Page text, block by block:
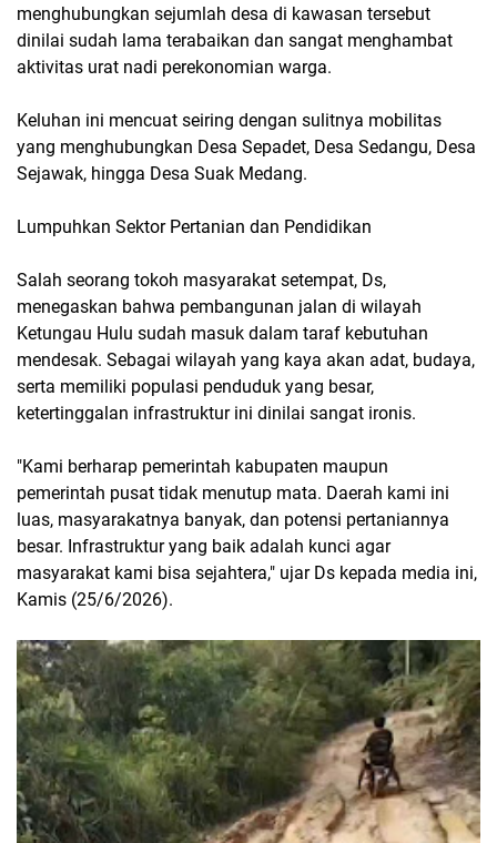
menghubungkan sejumlah desa di kawasan tersebut
dinilai sudah lama terabaikan dan sangat menghambat
aktivitas urat nadi perekonomian warga.
Keluhan ini mencuat seiring dengan sulitnya mobilitas
yang menghubungkan Desa Sepadet, Desa Sedangu, Desa
Sejawak, hingga Desa Suak Medang.
Lumpuhkan Sektor Pertanian dan Pendidikan
Salah seorang tokoh masyarakat setempat, Ds,
menegaskan bahwa pembangunan jalan di wilayah
Ketungau Hulu sudah masuk dalam taraf kebutuhan
mendesak. Sebagai wilayah yang kaya akan adat, budaya,
serta memiliki populasi penduduk yang besar,
ketertinggalan infrastruktur ini dinilai sangat ironis.
"Kami berharap pemerintah kabupaten maupun
pemerintah pusat tidak menutup mata. Daerah kami ini
luas, masyarakatnya banyak, dan potensi pertaniannya
besar. Infrastruktur yang baik adalah kunci agar
masyarakat kami bisa sejahtera," ujar Ds kepada media ini,
Kamis (25/6/2026).